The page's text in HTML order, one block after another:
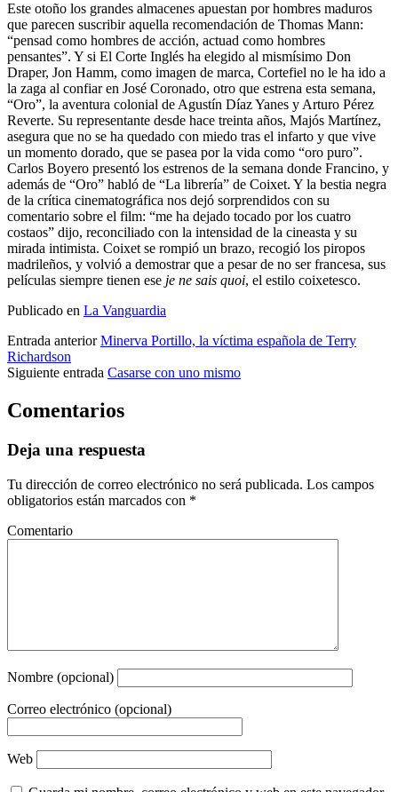
Este otoño los grandes almacenes apuestan por hombres maduros
que parecen suscribir aquella recomendación de Thomas Mann:
“pensad como hombres de acción, actuad como hombres
pensantes”. Y si El Corte Inglés ha elegido al mismísimo Don
Draper, Jon Hamm, como imagen de marca, Cortefiel no le ha ido a
la zaga al confiar en José Coronado, otro que estrena esta semana,
“Oro”, la aventura colonial de Agustín Díaz Yanes y Arturo Pérez
Reverte. Su representante desde hace treinta años, Majós Martínez,
asegura que no se ha quedado con miedo tras el infarto y que vive
un momento dorado, que se pasea por la vida como “oro puro”.
Carlos Boyero presentó los estrenos de la semana donde Francino, y
además de “Oro” habló de “La librería” de Coixet. Y la bestia negra
de la crítica cinematográfica nos dejó sorprendidos con su
comentario sobre el film: “me ha dejado tocado por los cuatro
costaos” dijo, reconciliado con la intensidad de la cineasta y su
mirada intimista. Coixet se rompió un brazo, recogió los piropos
madrileños, y volvió a demostrar que a pesar de no ser francesa, sus
películas siempre tienen ese je ne sais quoi, el estilo coixetesco.
Publicado en La Vanguardia
Entrada anterior Minerva Portillo, la víctima española de Terry
Richardson
Siguiente entrada Casarse con uno mismo
Comentarios
Deja una respuesta
Tu dirección de correo electrónico no será publicada. Los campos
obligatorios están marcados con *
Comentario
Nombre (opcional)
Correo electrónico (opcional)
Web